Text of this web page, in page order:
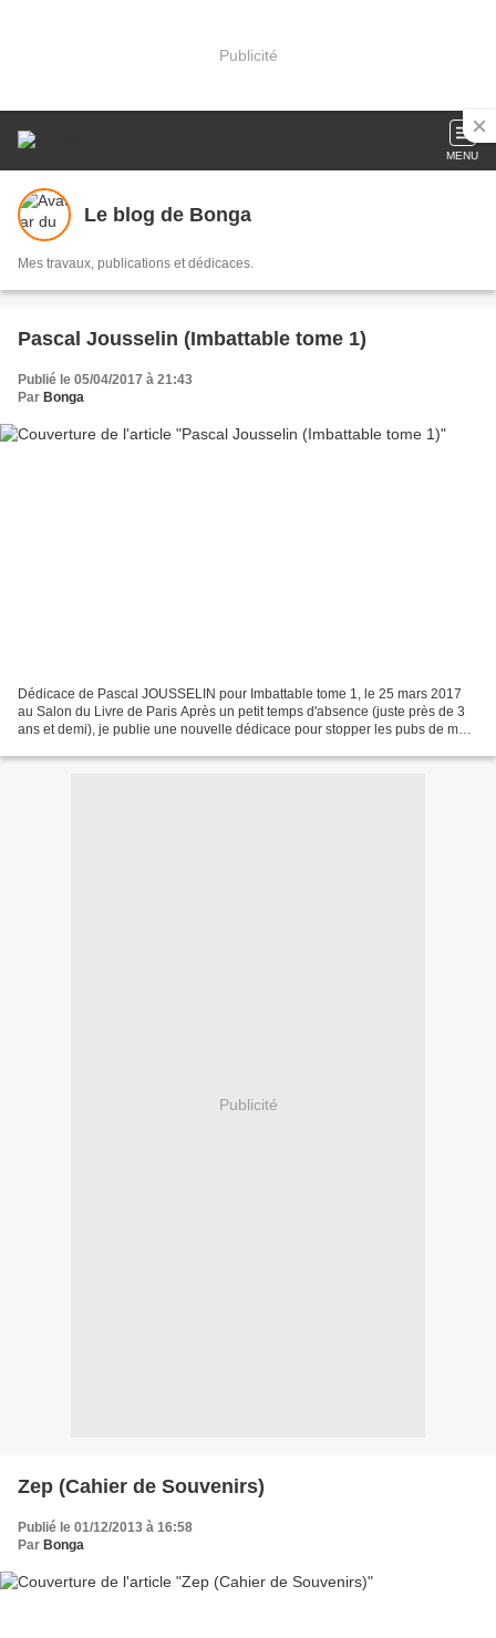
Publicité
MENU
Le blog de Bonga
Mes travaux, publications et dédicaces.
Pascal Jousselin (Imbattable tome 1)
Publié le 05/04/2017 à 21:43
Par Bonga
Dédicace de Pascal JOUSSELIN pour Imbattable tome 1, le 25 mars 2017
au Salon du Livre de Paris Après un petit temps d'absence (juste près de 3
ans et demi), je publie une nouvelle dédicace pour stopper les pubs de mon
Publicité
Zep (Cahier de Souvenirs)
Publié le 01/12/2013 à 16:58
Par Bonga